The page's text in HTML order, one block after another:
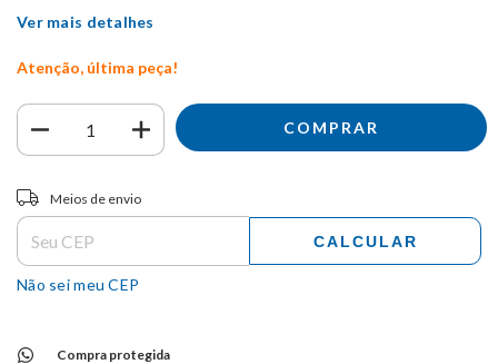
Ver mais detalhes
Atenção, última peça!
Entregas para o CEP:
Meios de envio
CALCULAR
Não sei meu CEP
Compra protegida